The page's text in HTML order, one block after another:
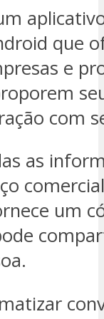
que
e
com
as
um